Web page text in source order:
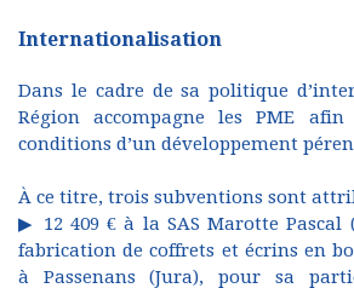
Internationalisation
Dans le cadre de sa politique
Région accompagne les PME
conditions d’un développement
À ce titre, trois subventions sont
▶ 12 409 € à la SAS Marotte Pascal
fabrication de coffrets et écrins en
à Passenans (Jura), pour sa